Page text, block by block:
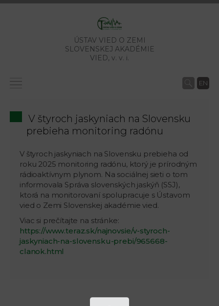
ÚSTAV VIED O ZEMI
SLOVENSKEJ AKADÉMIE
VIED, v. v. i.
EN
V štyroch jaskyniach na Slovensku
prebieha monitoring radónu
V štyroch jaskyniach na Slovensku prebieha od
roku 2025 monitoring radónu, ktorý je prírodným
rádioaktívnym plynom. Na sociálnej sieti o tom
informovala Správa slovenských jaskýň (SSJ),
ktorá na monitorovaní spolupracuje s Ústavom
vied o Zemi Slovenskej akadémie vied.
Viac si prečítajte na stránke:
https://www.teraz.sk/najnovsie/v-styroch-
jaskyniach-na-slovensku-prebi/965668-
clanok.html